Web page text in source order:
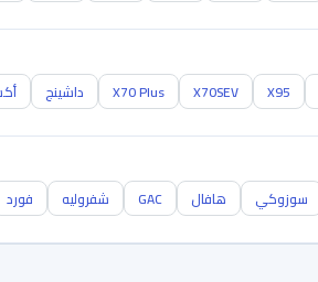
X95
X70SEV
X70 Plus داشينج أكس
سوزوكي هافال GAC شفروليه فورد